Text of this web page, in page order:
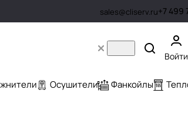
sales@cliserv.ru+7 499
Войти
Осушители Фанкойлы